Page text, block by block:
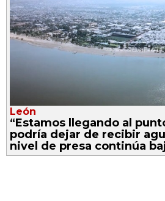
León
“Estamos llegando al
podría dejar de recibir
nivel de presa continúa